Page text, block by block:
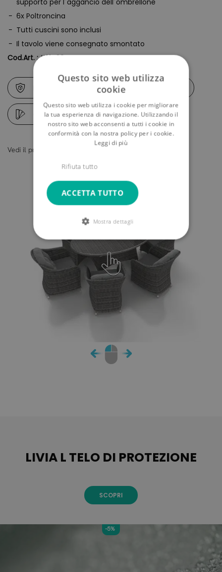
supporto per l´aggancio dell´ombrellone
6x Poltroncina
Tutti cuscini sono inclusi
Il tavolo viene consegnato smontato
Cod.Art. : K21438
Istruzioni per la manutenzione e la sicurezza
Campioni fotografici
Vedi il prodotto a 360°
Un mobilio fatto per te
LIVIA L TELO DI PROTEZIONE
SCOPRI
-5%
Questo sito web utilizza
cookie
Questo sito web utilizza i cookie per migliorare
la tua esperienza di navigazione. Utilizzando il
nostro sito web acconsenti a tutti i cookie in
conformità con la nostra policy per i cookie.
Leggi di più
ACCETTA TUTTO
Rifiuta tutto
Mostra dettagli